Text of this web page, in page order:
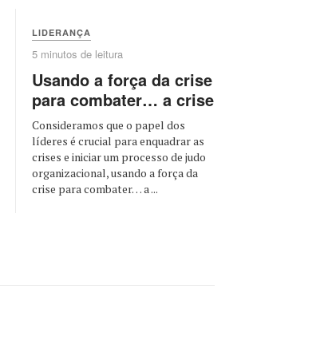
LIDERANÇA
5 minutos de leitura
Usando a força da crise
para combater… a crise
Consideramos que o papel dos
líderes é crucial para enquadrar as
crises e iniciar um processo de judo
organizacional, usando a força da
crise para combater… a ...